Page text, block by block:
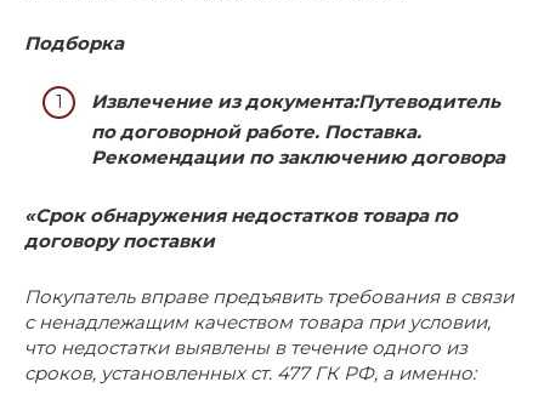
Подборка
Извлечение из документа:Путеводитель
по договорной работе. Поставка.
Рекомендации по заключению договора
«Срок обнаружения недостатков товара по
договору поставки
Покупатель вправе предъявить требования в связи
с ненадлежащим качеством товара при условии,
что недостатки выявлены в течение одного из
сроков, установленных ст. 477 ГК РФ, а именно: